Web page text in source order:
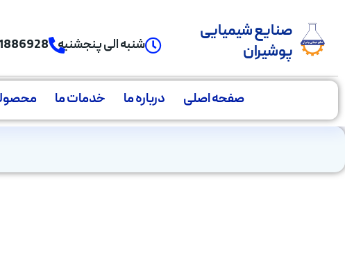
صنایع شیمیایی
پوشیران
شنبه الی پنجشنبه
صفحه اصلی درباره ما خدمات ما